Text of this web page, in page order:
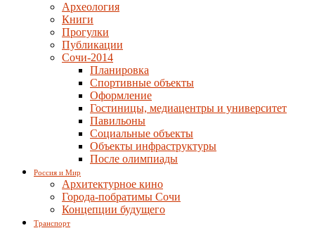
Археология
Книги
Прогулки
Публикации
Сочи-2014
Планировка
Спортивные объекты
Оформление
Гостиницы, медиацентры и университет
Павильоны
Социальные объекты
Объекты инфраструктуры
После олимпиады
Россия и Мир
Архитектурное кино
Города-побратимы Сочи
Концепции будущего
Транспорт